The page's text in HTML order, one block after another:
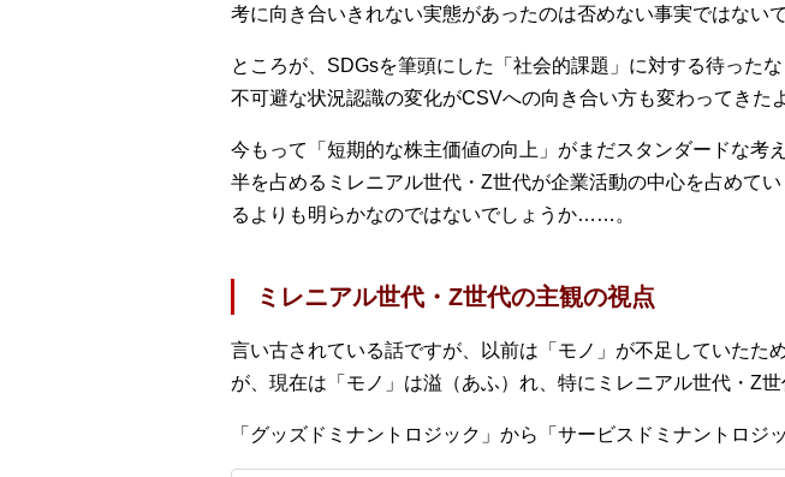
考に向き合いきれない実態があったのは否めない事実ではない
ところが、SDGsを筆頭にした「社会的課題」に対する待った
不可避な状況認識の変化がCSVへの向き合い方も変わってきた
今もって「短期的な株主価値の向上」がまだスタンダードな考
半を占めるミレニアル世代・Z世代が企業活動の中心を占めて
るよりも明らかなのではないでしょうか……。
ミレニアル世代・Z世代の主観の視点
言い古されている話ですが、以前は「モノ」が不足していたた
が、現在は「モノ」は溢（あふ）れ、特にミレニアル世代・Z
「グッズドミナントロジック」から「サービスドミナントロ